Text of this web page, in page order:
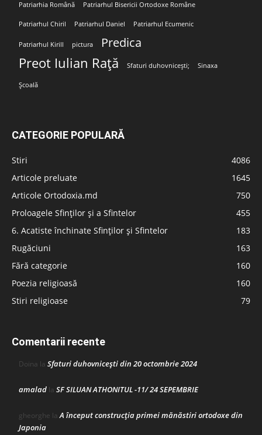
Patriarhia Română Patriarhul Bisericii Ortodoxe Române
Patriarhul Chiril Patriarhul Daniel Patriarhul Ecumenic
Patriarhul Kirill pictura Predica
Preot Iulian Rață Sfaturi duhovnicești; Sinaxa
Școală
CATEGORIE POPULARĂ
Stiri
4086
Articole preluate
1645
Articole Ortodoxia.md
750
Proloagele Sfinților și a Sfintelor
455
6. Acatiste închinate Sfinților și Sfintelor
183
Rugăciuni
163
Fără categorie
160
Poezia religioasă
160
Stiri religioase
79
Comentarii recente
Doina la Sfaturi duhovnicești din 20 octombrie 2024
amalad la SF SILUAN ATHONITUL -11/ 24 SEPEMBRIE
gheorghe laA început construcţia primei mănăstiri ortodoxe din
Japonia